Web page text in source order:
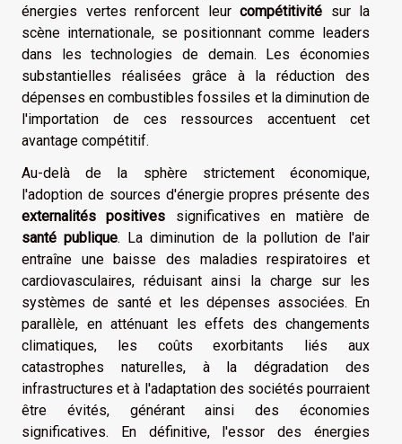
énergies vertes renforcent leur compétitivité sur la
scène internationale, se positionnant comme leaders
dans les technologies de demain. Les économies
substantielles réalisées grâce à la réduction des
dépenses en combustibles fossiles et la diminution de
l'importation de ces ressources accentuent cet
avantage compétitif.
Au-delà de la sphère strictement économique,
l'adoption de sources d'énergie propres présente des
externalités positives significatives en matière de
santé publique. La diminution de la pollution de l'air
entraîne une baisse des maladies respiratoires et
cardiovasculaires, réduisant ainsi la charge sur les
systèmes de santé et les dépenses associées. En
parallèle, en atténuant les effets des changements
climatiques, les coûts exorbitants liés aux
catastrophes naturelles, à la dégradation des
infrastructures et à l'adaptation des sociétés pourraient
être évités, générant ainsi des économies
significatives. En définitive, l'essor des énergies